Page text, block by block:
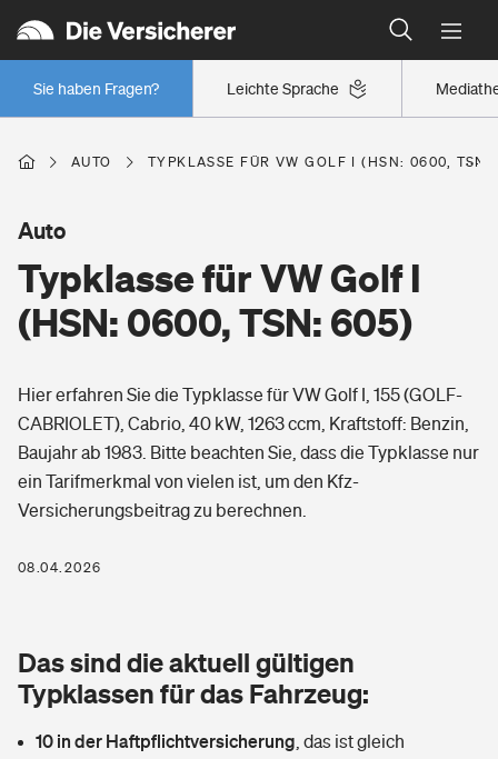
Leichte Sprache
Sie haben Fragen?
Wer versichert was: Jetzt Versicherer finden
Regionalklassen: So ist Ihre Region eingestuft
Wer versichert was: Jetzt Versicherer finden
Berufsunfähigkeitsversicherung
Erwerbsunfähigkeitsversicherung
Grundfähigkeitsversicherung
Arbeitsrechtsschutz
Berufshaftpflichtversicherung
Zur Übersicht
Tools
Wohnen
Glasversicherung
Freizeit
Pri­vate Haft­pflicht­
Kinderunfall­ver­si­che­rung
Gesundheit
Private Krankenversicherung
Dread-Disease-Versicherung
Tierkrankenversicherung
AUTO TYPKLASSE FÜR VW GOLF I (HSN: 0600, TSN:
Typklasse für VW Golf I
(HSN: 0600, TSN: 605)
Auto
Hier erfahren Sie die Typklasse für VW Golf I, 155 (GOLF-
CABRIOLET), Cabrio, 40 kW, 1263 ccm, Kraftstoff: Benzin,
Baujahr ab 1983. Bitte beachten Sie, dass die Typklasse nur
ein Tarifmerkmal von vielen ist, um den Kfz-
Versicherungsbeitrag zu berechnen.
08.04.2026
Das sind die aktuell gültigen
Typklassen für das Fahrzeug:
10 in der Haftpflichtversicherung das ist gleich